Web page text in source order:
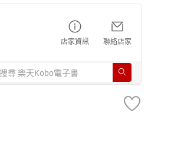
店家資訊 聯絡店家